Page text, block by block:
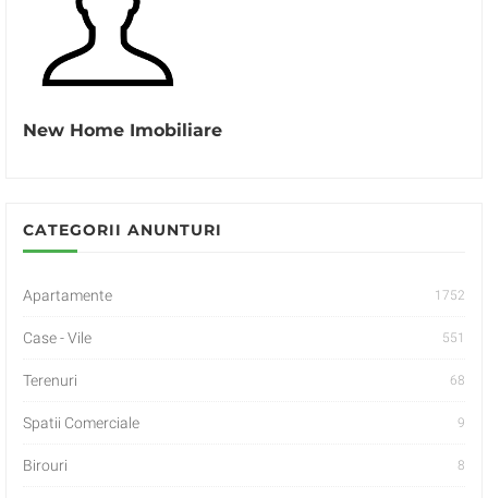
New Home Imobiliare
CATEGORII ANUNTURI
Apartamente 1752
Case - Vile 551
Terenuri 68
Spatii Comerciale 9
Birouri 8